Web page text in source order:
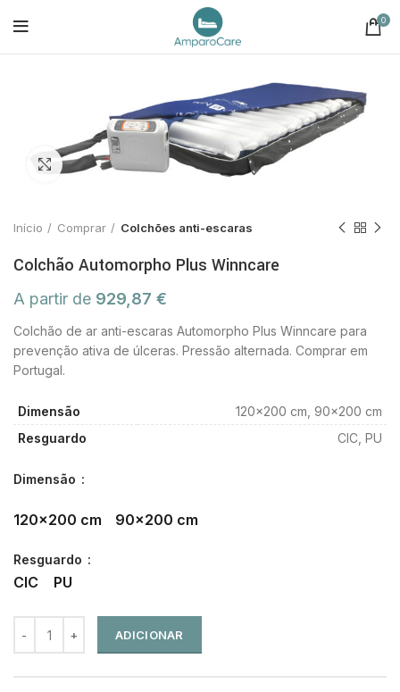
0
Click to enlarge
Início Comprar Colchões anti-escaras
Colchão Automorpho Plus Winncare
A partir de 929,87 €
Colchão de ar anti-escaras Automorpho Plus Winncare para
prevenção ativa de úlceras. Pressão alternada. Comprar em
Portugal.
Dimensão
120×200 cm, 90×200 cm
Resguardo
CIC, PU
Dimensão
120x200 cm 90x200 cm
Resguardo
CIC PU
ADICIONAR